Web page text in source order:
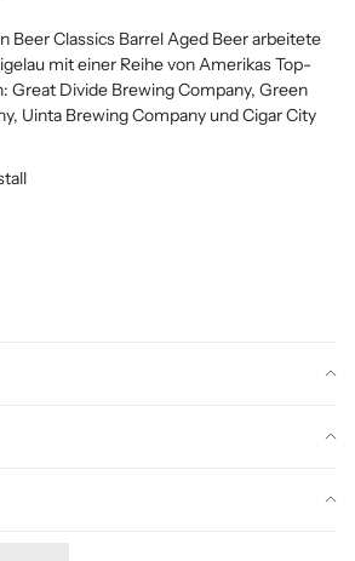
Beer Classics Barrel Aged Beer arbeitete
mit einer Reihe von Amerikas Top-
Great Divide Brewing Company, Green
Uinta Brewing Company und Cigar City